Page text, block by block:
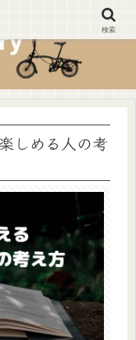
しめる人の考
検索